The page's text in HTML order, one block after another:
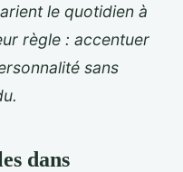
le quotidien à
règle : accentuer
sans
dans